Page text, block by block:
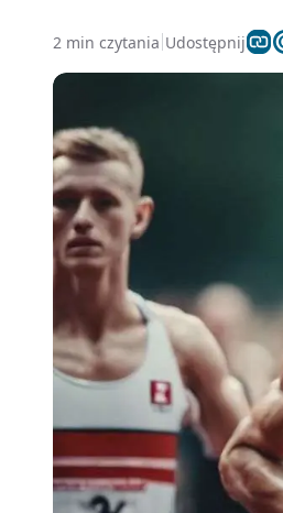
2 min czytania Udostępnij